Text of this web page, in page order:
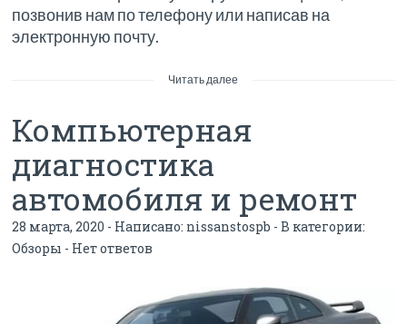
позвонив нам по телефону или написав на
электронную почту.
Читать далее
Компьютерная
диагностика
автомобиля и ремонт
28 марта, 2020 - Написано: nissanstospb - В категории:
Обзоры - Нет ответов